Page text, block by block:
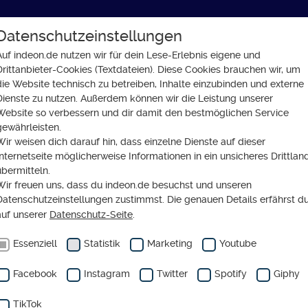
GLAUBE SOZIALES
Kirche? So vertritt die EKD ihre Interessen in der EU
für die Kirche?
die EKD ihre
indeon.de nutzen wir für dein Lese-Erlebnis eigene und
Cookies (Textdateien). Diese Cookies brauchen wir, um
Website technisch zu betreiben, Inhalte einzubinden und externe
zu nutzen. Außerdem können wir die Leistung unserer
so verbessern und dir damit den bestmöglichen Service
weisen dich darauf hin, dass einzelne Dienste auf dieser
möglicherweise Informationen in ein unsicheres
freuen uns, dass du indeon.de besuchst und unseren
zustimmst. Die genauen Details erfährst
unserer Datenschutz-Seite
Essenziell Statistik Marketing Youtube
Facebook Instagram Twitter Spotify Giphy
TikTok